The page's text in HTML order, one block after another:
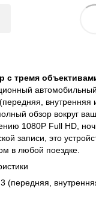
с тремя
​​внутренняя
обзор вокруг
1080P Full HD,
записи, это
в любой поездке.
(передняя,